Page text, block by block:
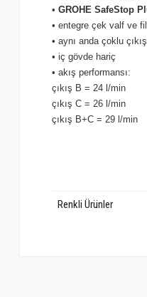
• GROHE SafeStop
• entegre çek valf ve
• aynı anda çoklu
• iç gövde hariç
• akış performansı:
çıkış B = 24 l/min
çıkış C = 26 l/min
çıkış B+C = 29 l/min
Renkli Ürünler